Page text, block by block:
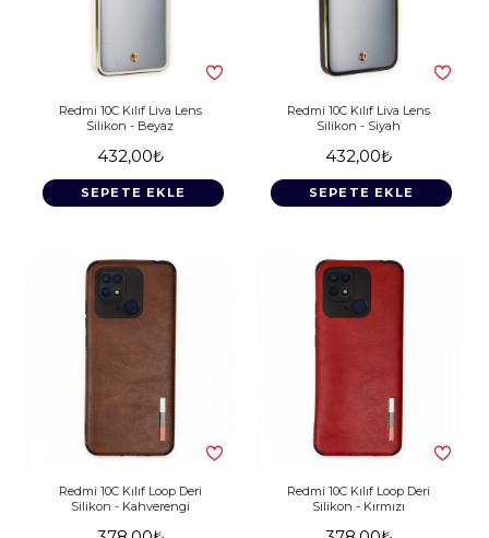
Redmi 10C Kılıf Liva Lens
Silikon - Beyaz
432,00₺
SEPETE EKLE
Redmi 10C Kılıf Liva Lens
Silikon - Siyah
432,00₺
SEPETE EKLE
Redmi 10C Kılıf Loop Deri
Silikon - Kahverengi
Redmi 10C Kılıf Loop Deri
Silikon - Kırmızı